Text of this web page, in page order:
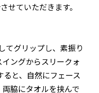
せていただきます。
てグリップし、素振り
ングからスリークォ
と、自然にフェース
脇にタオルを挟んで